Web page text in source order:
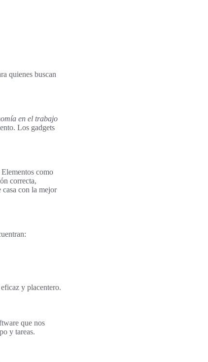
quienes buscan
en el trabajo
Los gadgets
como
correcta,
casa con la mejor
y placentero.
que nos
y tareas.